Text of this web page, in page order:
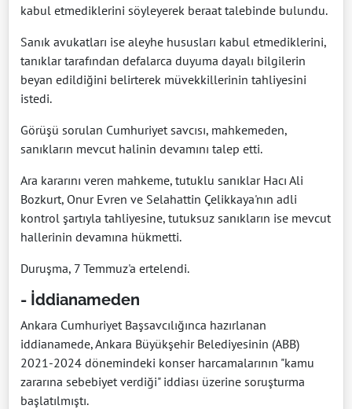
kabul etmediklerini söyleyerek beraat talebinde bulundu.
Sanık avukatları ise aleyhe hususları kabul etmediklerini,
tanıklar tarafından defalarca duyuma dayalı bilgilerin
beyan edildiğini belirterek müvekkillerinin tahliyesini
istedi.
Görüşü sorulan Cumhuriyet savcısı, mahkemeden,
sanıkların mevcut halinin devamını talep etti.
Ara kararını veren mahkeme, tutuklu sanıklar Hacı Ali
Bozkurt, Onur Evren ve Selahattin Çelikkaya'nın adli
kontrol şartıyla tahliyesine, tutuksuz sanıkların ise mevcut
hallerinin devamına hükmetti.
Duruşma, 7 Temmuz'a ertelendi.
- İddianameden
Ankara Cumhuriyet Başsavcılığınca hazırlanan
iddianamede, Ankara Büyükşehir Belediyesinin (ABB)
2021-2024 dönemindeki konser harcamalarının "kamu
zararına sebebiyet verdiği" iddiası üzerine soruşturma
başlatılmıştı.